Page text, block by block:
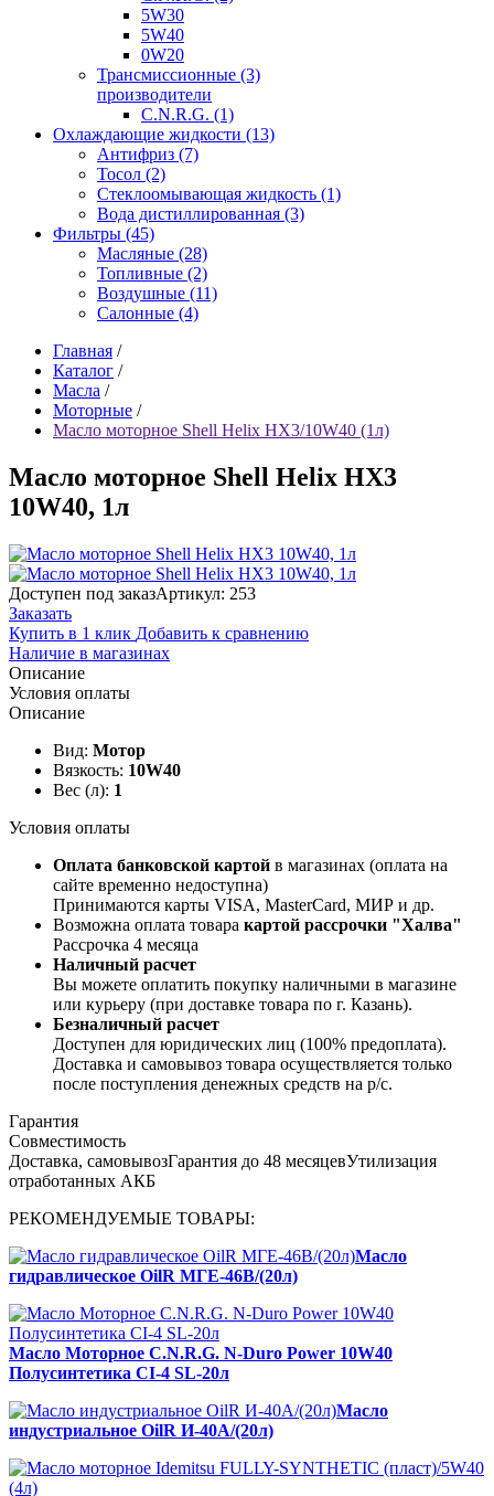
5W30
5W40
0W20
Трансмиссионные (3)
производители
C.N.R.G. (1)
Охлаждающие жидкости (13)
Антифриз (7)
Тосол (2)
Стеклоомывающая жидкость (1)
Вода дистиллированная (3)
Фильтры (45)
Масляные (28)
Топливные (2)
Воздушные (11)
Салонные (4)
Главная /
Каталог /
Масла /
Моторные /
Масло моторное Shell Helix HX3/10W40 (1л)
Масло моторное Shell Helix HX3
10W40, 1л
Доступен под заказАртикул: 253
Заказать
Купить в 1 клик Добавить к сравнению
Наличие в магазинах
Описание
Условия оплаты
Описание
Вид: Мотор
Вязкость: 10W40
Вес (л): 1
Условия оплаты
Оплата банковской картой в магазинах (оплата на
сайте временно недоступна)
Принимаются карты VISA, MasterCard, МИР и др.
Возможна оплата товара картой рассрочки "Халва"
Рассрочка 4 месяца
Наличный расчет
Вы можете оплатить покупку наличными в магазине
или курьеру (при доставке товара по г. Казань).
Безналичный расчет
Доступен для юридических лиц (100% предоплата).
Доставка и самовывоз товара осуществляется только
после поступления денежных средств на р/c.
Гарантия
Совместимость
Доставка, самовывозГарантия до 48 месяцевУтилизация
отработанных АКБ
РЕКОМЕНДУЕМЫЕ ТОВАРЫ:
Масло
гидравлическое OilR МГЕ-46В/(20л)
Масло Моторное C.N.R.G. N-Duro Power 10W40
Полусинтетика CI-4 SL-20л
Масло
индустриальное OilR И-40А/(20л)